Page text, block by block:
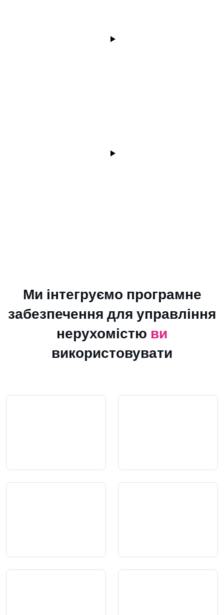
Ми інтегруємо програмне
забезпечення для управління
нерухомістю ви
використовувати